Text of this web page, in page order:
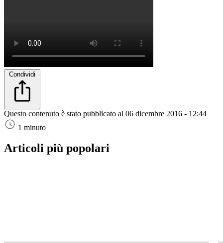
Condividi
Questo contenuto è stato pubblicato al 06 dicembre 2016 - 12:44
1 minuto
Articoli più popolari